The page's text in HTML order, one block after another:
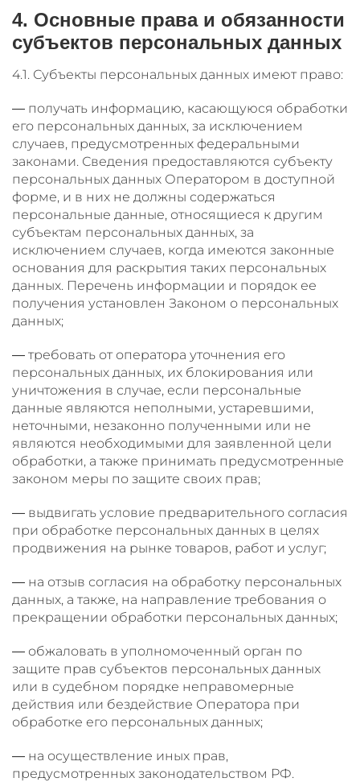
4. Основные права и обязанности
субъектов персональных данных
4.1. Субъекты персональных данных имеют право:
— получать информацию, касающуюся обработки
его персональных данных, за исключением
случаев, предусмотренных федеральными
законами. Сведения предоставляются субъекту
персональных данных Оператором в доступной
форме, и в них не должны содержаться
персональные данные, относящиеся к другим
субъектам персональных данных, за
исключением случаев, когда имеются законные
основания для раскрытия таких персональных
данных. Перечень информации и порядок ее
получения установлен Законом о персональных
данных;
— требовать от оператора уточнения его
персональных данных, их блокирования или
уничтожения в случае, если персональные
данные являются неполными, устаревшими,
неточными, незаконно полученными или не
являются необходимыми для заявленной цели
обработки, а также принимать предусмотренные
законом меры по защите своих прав;
— выдвигать условие предварительного согласия
при обработке персональных данных в целях
продвижения на рынке товаров, работ и услуг;
— на отзыв согласия на обработку персональных
данных, а также, на направление требования о
прекращении обработки персональных данных;
— обжаловать в уполномоченный орган по
защите прав субъектов персональных данных
или в судебном порядке неправомерные
действия или бездействие Оператора при
обработке его персональных данных;
— на осуществление иных прав,
предусмотренных законодательством РФ.